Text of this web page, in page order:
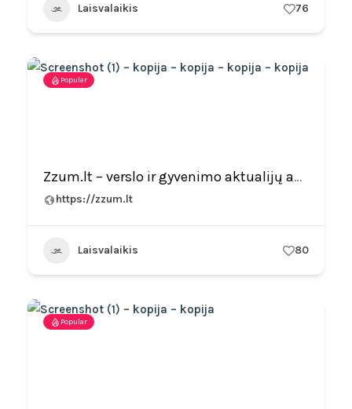
Laisvalaikis 76
Popular
Zzum.lt – verslo ir gyvenimo aktualijų analizė
https://zzum.lt
Laisvalaikis 80
Popular